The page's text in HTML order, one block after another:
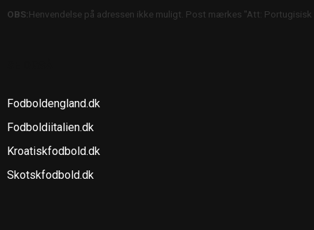
OBS:Henvendelse på adressen ikke muligt. Post mærkes "Att:
Fodboldengland.dk
Fodboldiitalien.dk
Kroatiskfodbold.dk
Skotskfodbold.dk